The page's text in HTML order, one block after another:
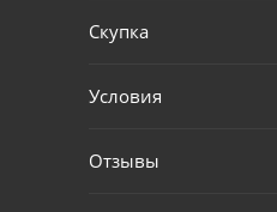
Скупка
Условия
Отзывы